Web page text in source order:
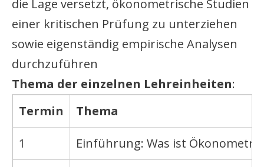
die Lage versetzt, ökonometrische Studien
einer kritischen Prüfung zu unterziehen
sowie eigenständig empirische Analysen
durchzuführen
Thema der einzelnen Lehreinheiten:
Termin
Thema
1 Einführung: Was ist